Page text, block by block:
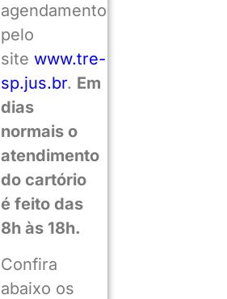
agendamento
pelo
site www.tre-
sp.jus.br. Em
dias
normais o
atendimento
do cartório
é feito das
8h às 18h.
Confira
abaixo os